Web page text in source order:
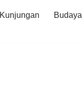
Kunjungan Budaya